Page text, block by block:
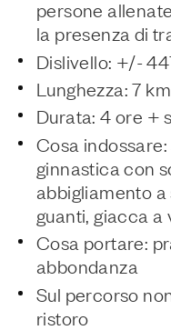
persone
la presenza di
Dislivello: +/-
Lunghezza: 7 km
Durata: 4 ore +
Cosa
ginnastica con
abbigliamento a
guanti, giacca a
Cosa portare:
abbondanza
Sul percorso
ristoro